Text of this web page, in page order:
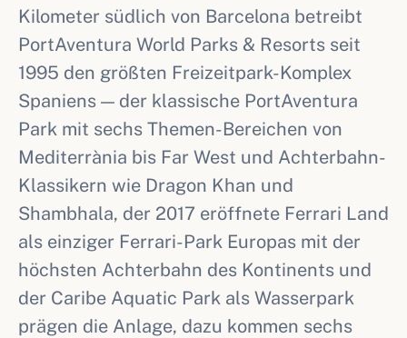
Kilometer südlich von Barcelona betreibt
PortAventura World Parks & Resorts seit
1995 den größten Freizeitpark-Komplex
Spaniens — der klassische PortAventura
Park mit sechs Themen-Bereichen von
Mediterrània bis Far West und Achterbahn-
Klassikern wie Dragon Khan und
Shambhala, der 2017 eröffnete Ferrari Land
als einziger Ferrari-Park Europas mit der
höchsten Achterbahn des Kontinents und
der Caribe Aquatic Park als Wasserpark
prägen die Anlage, dazu kommen sechs